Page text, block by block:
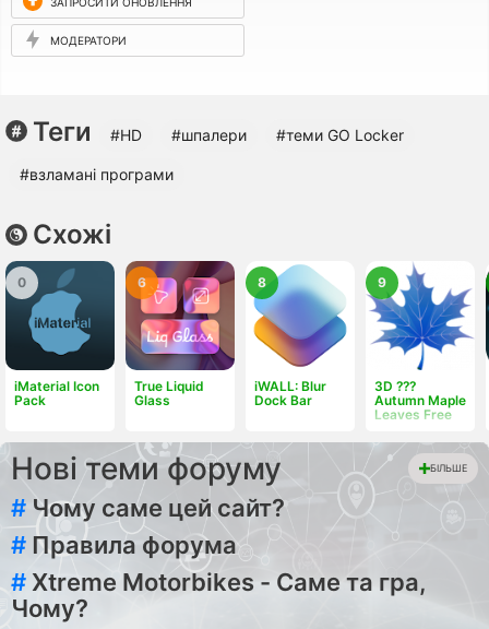
МОДЕРАТОРИ
Теги #HD #шпалери #теми GO Locker
#взламані програми
Схожі
iMaterial Icon
Pack
0
True Liquid
Glass
6
iWALL: Blur
Dock Bar
8
3D ???
Autumn Maple
Leaves Free
9
Нові теми форуму БІЛЬШЕ
# Чому саме цей сайт?
# Правила форума
# Xtreme Motorbikes - Саме та гра,
Чому?